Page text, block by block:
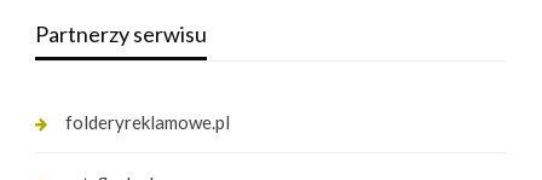
Partnerzy serwisu
folderyreklamowe.pl